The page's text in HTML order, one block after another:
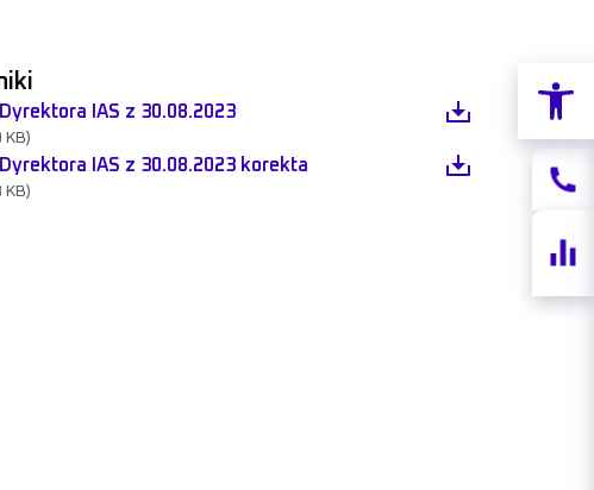
Otwórz
akcji
IAS z 30.08.2023
KB)
IAS z 30.08.2023 korekta
KB)